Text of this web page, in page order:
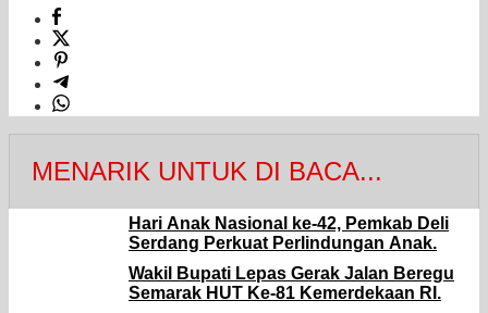
MENARIK UNTUK DI BACA...
Hari Anak Nasional ke-42, Pemkab Deli
Serdang Perkuat Perlindungan Anak.
Wakil Bupati Lepas Gerak Jalan Beregu
Semarak HUT Ke-81 Kemerdekaan RI.